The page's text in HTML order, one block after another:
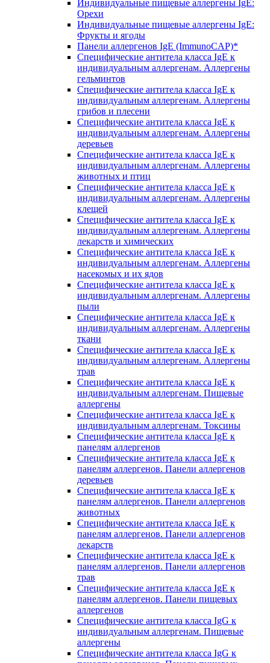
Индивидуальные пищевые аллергены IgE:
Орехи
Индивидуальные пищевые аллергены IgE:
Фрукты и ягоды
Панели аллергенов IgE (ImmunoCAP)*
Специфические антитела класса IgE к
индивидуальным аллергенам. Аллергены
гельминтов
Специфические антитела класса IgE к
индивидуальным аллергенам. Аллергены
грибов и плесени
Специфические антитела класса IgE к
индивидуальным аллергенам. Аллергены
деревьев
Специфические антитела класса IgE к
индивидуальным аллергенам. Аллергены
животных и птиц
Специфические антитела класса IgE к
индивидуальным аллергенам. Аллергены
клещей
Специфические антитела класса IgE к
индивидуальным аллергенам. Аллергены
лекарств и химических
Специфические антитела класса IgE к
индивидуальным аллергенам. Аллергены
насекомых и их ядов
Специфические антитела класса IgE к
индивидуальным аллергенам. Аллергены
пыли
Специфические антитела класса IgE к
индивидуальным аллергенам. Аллергены
ткани
Специфические антитела класса IgE к
индивидуальным аллергенам. Аллергены
трав
Специфические антитела класса IgE к
индивидуальным аллергенам. Пищевые
аллергены
Специфические антитела класса IgE к
индивидуальным аллергенам. Токсины
Специфические антитела класса IgE к
панелям аллергенов
Специфические антитела класса IgE к
панелям аллергенов. Панели аллергенов
деревьев
Специфические антитела класса IgE к
панелям аллергенов. Панели аллергенов
животных
Специфические антитела класса IgE к
панелям аллергенов. Панели аллергенов
лекарств
Специфические антитела класса IgE к
панелям аллергенов. Панели аллергенов
трав
Специфические антитела класса IgE к
панелям аллергенов. Панели пищевых
аллергенов
Специфические антитела класса IgG к
индивидуальным аллергенам. Пищевые
аллергены
Специфические антитела класса IgG к